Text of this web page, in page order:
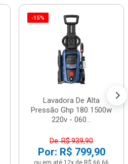
-15%
Lavadora De Alta
Pressão Ghp 180 1500w
220v - 060...
De: R$ 939,90
Por: R$ 799,90
ou em até 12x de R$ 66,66